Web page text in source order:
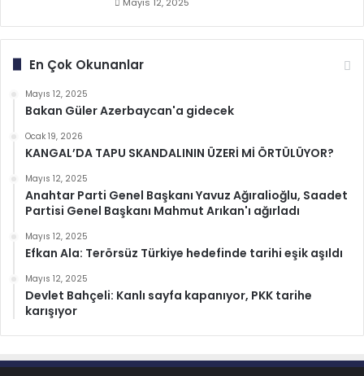
En Çok Okunanlar
Mayıs 12, 2025
Bakan Güler Azerbaycan'a gidecek
Ocak 19, 2026
KANGAL’DA TAPU SKANDALININ ÜZERİ Mİ ÖRTÜLÜYOR?
Mayıs 12, 2025
Anahtar Parti Genel Başkanı Yavuz Ağıralioğlu, Saadet
Partisi Genel Başkanı Mahmut Arıkan'ı ağırladı
Mayıs 12, 2025
Efkan Ala: Terörsüz Türkiye hedefinde tarihi eşik aşıldı
Mayıs 12, 2025
Devlet Bahçeli: Kanlı sayfa kapanıyor, PKK tarihe
karışıyor